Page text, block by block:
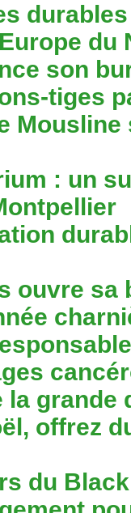
du
son
tiges
: un
ouvre sa
la grande
offrez
du